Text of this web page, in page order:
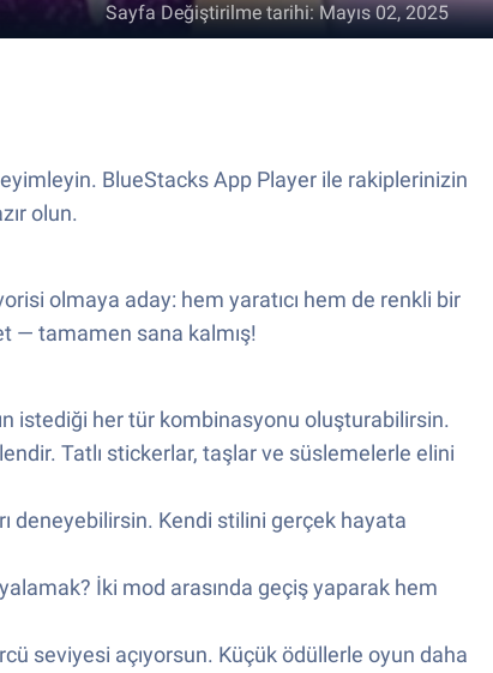
Sayfa Değiştirilme tarihi:Mayıs 02, 2025
BlueStacks App Player ile rakiplerinizin
olun.
olmaya aday: hem yaratıcı hem de renkli bir
— tamamen sana kalmış!
istediği her tür kombinasyonu oluşturabilirsin.
Tatlı stickerlar, taşlar ve süslemelerle elini
deneyebilirsin. Kendi stilini gerçek hayata
İki mod arasında geçiş yaparak hem
seviyesi açıyorsun. Küçük ödüllerle oyun daha